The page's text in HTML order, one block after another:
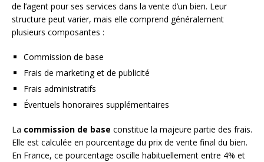
de l’agent pour ses services dans la vente d’un bien. Leur
structure peut varier, mais elle comprend généralement
plusieurs composantes :
Commission de base
Frais de marketing et de publicité
Frais administratifs
Éventuels honoraires supplémentaires
La commission de base constitue la majeure partie des frais.
Elle est calculée en pourcentage du prix de vente final du bien.
En France, ce pourcentage oscille habituellement entre 4% et